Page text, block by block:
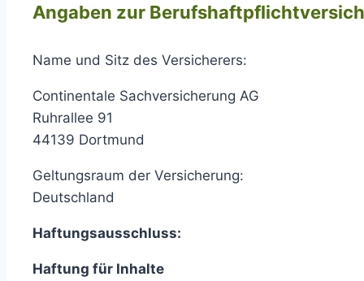
Angaben zur
Name und Sitz des Versicherers:
Continentale Sachversicherung AG
Ruhrallee 91
44139 Dortmund
Geltungsraum der Versicherung:
Deutschland
Haftungsausschluss:
Haftung für Inhalte